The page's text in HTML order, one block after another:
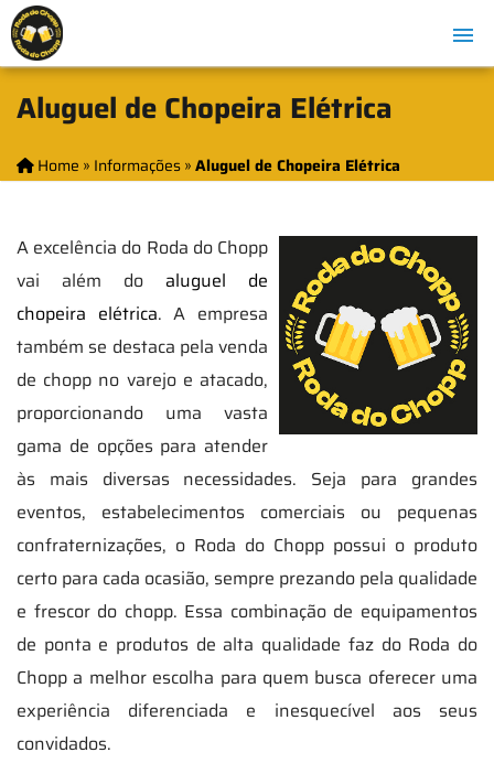
Aluguel de Chopeira Elétrica
Home » Informações»Aluguel de Chopeira Elétrica
A excelência do Roda do Chopp
vai além do aluguel de
chopeira elétrica. A empresa
também se destaca pela venda
de chopp no varejo e atacado,
proporcionando uma vasta
gama de opções para atender
às mais diversas necessidades. Seja para grandes
eventos, estabelecimentos comerciais ou pequenas
confraternizações, o Roda do Chopp possui o produto
certo para cada ocasião, sempre prezando pela qualidade
e frescor do chopp. Essa combinação de equipamentos
de ponta e produtos de alta qualidade faz do Roda do
Chopp a melhor escolha para quem busca oferecer uma
experiência diferenciada e inesquecível aos seus
convidados.